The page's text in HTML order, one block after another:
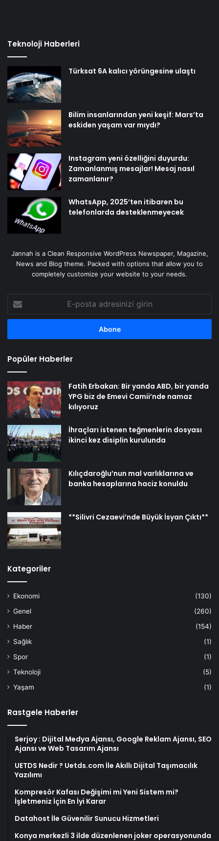
Teknoloji Haberleri
Türksat 6A kalıcı yörüngesine ulaştı
Bilim insanlarından yeni keşif: Mars’ta
eskiden yaşam var mıydı?
Instagram yeni özelliğini duyurdu:
Zamanlanmış mesajlar! Mesaj nasıl
zamanlanır?
WhatsApp, 2025’ten itibaren bu
telefonlarda desteklenmeyecek
Jannah is a Clean Responsive WordPress Newspaper, Magazine,
News and Blog theme. Packed with options that allow you to
completely customize your website to your needs.
posta
adresinizi
Popüler Haberler
Fatih Erbakan: Bir yanda ABD, bir yanda
YPG biz de Emevi Camii’nde namaz
kılıyoruz
İhraçları istenen teğmenlerin dosyası
ikinci kez disiplin kurulunda
Kılıçdaroğlu’nun mal varlıklarına ve
banka hesaplarına haciz konuldu
**Silivri Cezaevi’nde Büyük İsyan Çıktı**
Kategoriler
Ekonomi
(130)
Genel
(260)
Haber
(154)
Sağlık
(1)
Spor
(1)
Teknoloji
(5)
Yaşam
(1)
Rastgele Haberler
Serjoy : Dijital Medya Ajansı, Google Reklam Ajansı, SEO
Ajansı ve Web Tasarım Ajansı
UETDS Nedir ? Uetds.com İle Akıllı Dijital Taşımacılık
Yazılımı
Kompresör Kafası Değişimi mi Yeni Sistem mi?
İşletmeniz İçin En İyi Karar
Datahost İle Güvenilir Sunucu Hizmetleri
Konya merkezli 3 ilde düzenlenen joker operasyonunda